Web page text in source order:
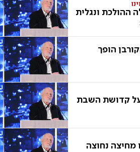
ההולכת ונגלית
הופך
קדושת השבת
מחיצה נחוצה